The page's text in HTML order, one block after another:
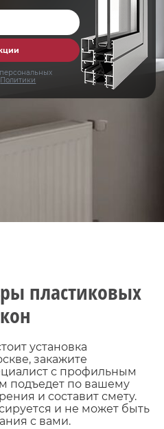
Политики
пластиковых
установка
закажите
с профильным
подъедет по вашему
и составит смету.
и не может быть
с вами.